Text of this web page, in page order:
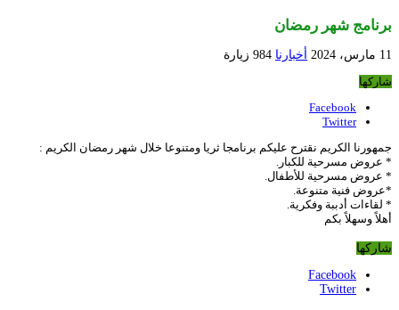
برنامج شهر رمضان
11 مارس، 2024 أخبارنا 984 زيارة
شاركها
Facebook
Twitter
جمهورنا الكريم نقترح عليكم برنامجا ثريا ومتنوعا خلال شهر رمضان الكريم :
* عروض مسرحية للكبار.
* عروض مسرحية للأطفال.
*عروض فنية متنوعة.
* لقاءات أدببة وفكرية.
أهلاً وسهلاً بكم
شاركها
Facebook
Twitter